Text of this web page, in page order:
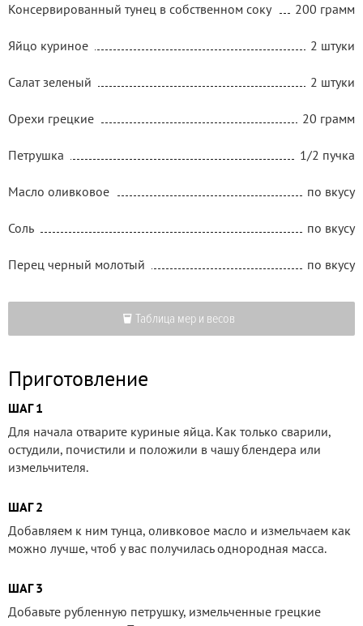
Консервированный тунец в собственном соку 200 грамм
Яйцо куриное 2 штуки
Салат зеленый 2 штуки
Орехи грецкие 20 грамм
Петрушка 1/2 пучка
Масло оливковое по вкусу
Соль по вкусу
Перец черный молотый по вкусу
Таблица мер и весов
Приготовление
ШАГ 1
Для начала отварите куриные яйца. Как только сварили,
остудили, почистили и положили в чашу блендера или
измельчителя.
ШАГ 2
Добавляем к ним тунца, оливковое масло и измельчаем как
можно лучше, чтоб у вас получилась однородная масса.
ШАГ 3
Добавьте рубленную петрушку, измельченные грецкие